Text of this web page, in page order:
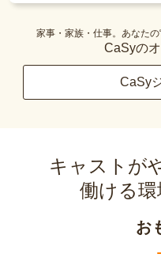
家事・家族・仕事。あなた
CaSyの
CaSy
キャストが
働ける環
お